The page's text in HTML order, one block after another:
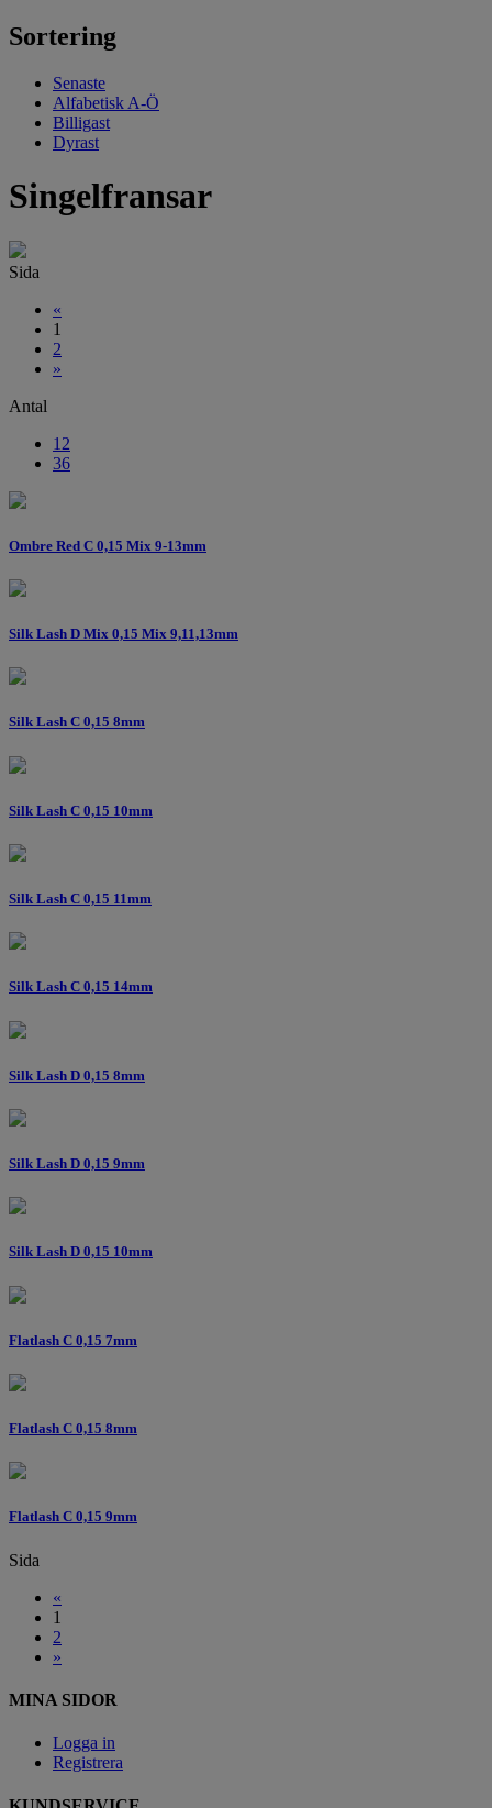
Sortering
Senaste
Alfabetisk A-Ö
Billigast
Dyrast
Singelfransar
Sida
«
1
2
»
Antal
12
36
Ombre Red C 0,15 Mix 9-13mm
Silk Lash D Mix 0,15 Mix 9,11,13mm
Silk Lash C 0,15 8mm
Silk Lash C 0,15 10mm
Silk Lash C 0,15 11mm
Silk Lash C 0,15 14mm
Silk Lash D 0,15 8mm
Silk Lash D 0,15 9mm
Silk Lash D 0,15 10mm
Flatlash C 0,15 7mm
Flatlash C 0,15 8mm
Flatlash C 0,15 9mm
Sida
«
1
2
»
MINA SIDOR
Logga in
Registrera